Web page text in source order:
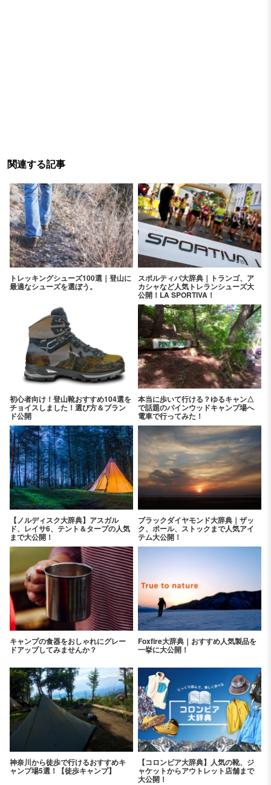
関連する記事
トレッキングシューズ100選｜登山に
最適なシューズを選ぼう。
スポルティバ大辞典｜トランゴ、ア
カシャなど人気トレランシューズ大
公開！LA SPORTIVA！
初心者向け！登山靴おすすめ104選を
チョイスしました！選び方＆ブラン
ド公開
本当に歩いて行ける？ゆるキャン△
で話題のパインウッドキャンプ場へ
電車で行ってみた！
【ノルディスク大辞典】アスガル
ド、レイサ6、テント＆タープの人気
まで大公開！
ブラックダイヤモンド大辞典｜ザッ
ク、ポール、ストックまで人気アイ
テム大公開！
キャンプの食器をおしゃれにグレー
ドアップしてみませんか？
Foxfire大辞典｜おすすめ人気製品を
一挙に大公開！
神奈川から徒歩で行けるおすすめキ
ャンプ場5選！【徒歩キャンプ】
【コロンビア大辞典】人気の靴、ジ
ャケットからアウトレット店舗まで
大公開！